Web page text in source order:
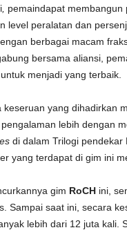
, pemaindapat
level peralatan dan
berbagai macam
bersama aliansi,
menjadi yang terbaik.
keseruan yang dihadirkan
lebih dengan
di dalam Trilogi pendekar
yang terdapat di gim ini
gim RoCHini,
Sampai saat ini, secara
lebih dari 12 juta kali.